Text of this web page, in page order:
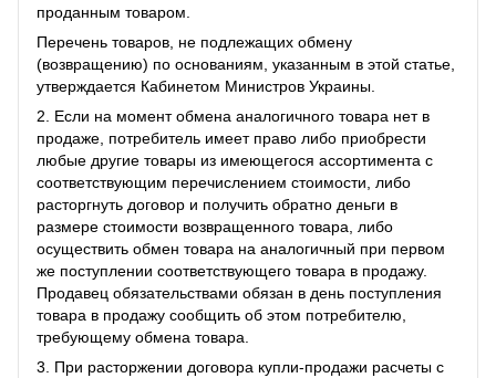
проданным товаром.
Перечень товаров, не подлежащих обмену
(возвращению) по основаниям, указанным в этой статье,
утверждается Кабинетом Министров Украины.
2. Если на момент обмена аналогичного товара нет в
продаже, потребитель имеет право либо приобрести
любые другие товары из имеющегося ассортимента с
соответствующим перечислением стоимости, либо
расторгнуть договор и получить обратно деньги в
размере стоимости возвращенного товара, либо
осуществить обмен товара на аналогичный при первом
же поступлении соответствующего товара в продажу.
Продавец обязательствами обязан в день поступления
товара в продажу сообщить об этом потребителю,
требующему обмена товара.
3. При расторжении договора купли-продажи расчеты с